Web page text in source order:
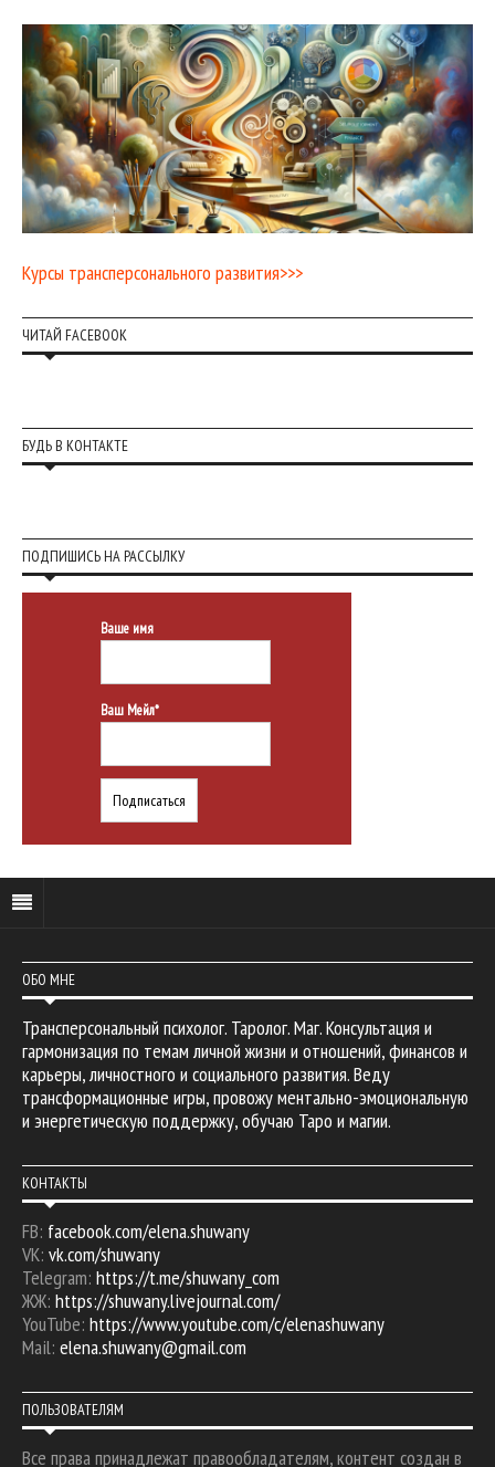
Курсы трансперсонального развития>>>
ЧИТАЙ FACEBOOK
БУДЬ В КОНТАКТЕ
ПОДПИШИСЬ НА РАССЫЛКУ
Ваше имя
Ваш Мейл*
ОБО МНЕ
Трансперсональный психолог. Таролог. Маг. Консультация и
гармонизация по темам личной жизни и отношений, финансов и
карьеры, личностного и социального развития. Веду
трансформационные игры, провожу ментально-эмоциональную
и энергетическую поддержку, обучаю Таро и магии.
КОНТАКТЫ
FB: facebook.com/elena.shuwany
VK: vk.com/shuwany
Telegram: https://t.me/shuwany_com
ЖЖ: https://shuwany.livejournal.com/
YouTube: https://www.youtube.com/c/elenashuwany
Mail: elena.shuwany@gmail.com
ПОЛЬЗОВАТЕЛЯМ
Все права принадлежат правообладателям, контент создан в